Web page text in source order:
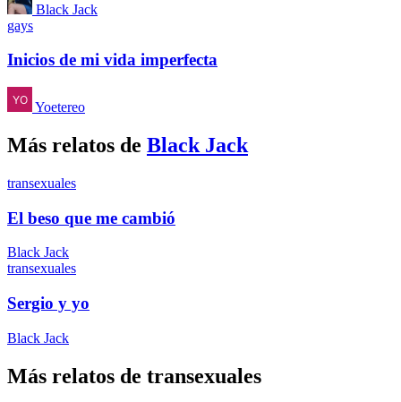
Black Jack
gays
Inicios de mi vida imperfecta
Yoetereo
Más relatos de Black Jack
transexuales
El beso que me cambió
Black Jack
transexuales
Sergio y yo
Black Jack
Más relatos de transexuales